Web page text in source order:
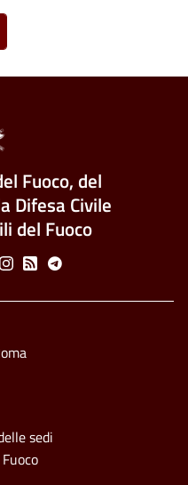
Fuoco, del
Difesa Civile
del Fuoco
Instagram
Feed Telegram
sedi